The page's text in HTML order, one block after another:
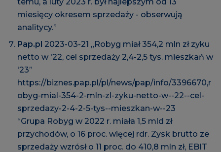
miesięcy okresem sprzedaży - obserwują
analitycy.”
Pap.pl 2023-03-21 „Robyg miał 354,2 mln zł zyku
netto w '22, cel sprzedaży 2,4-2,5 tys. mieszkań w
'23”
https://biznes.pap.pl/pl/news/pap/info/3396670,r
obyg-mial-354-2-mln-zl-zyku-netto-w--22--cel-
sprzedazy-2-4-2-5-tys--mieszkan-w--23
“Grupa Robyg w 2022 r. miała 1,5 mld zł
przychodów, o 16 proc. więcej rdr. Zysk brutto ze
sprzedaży wzrósł o 11 proc. do 410,8 mln zł, EBIT